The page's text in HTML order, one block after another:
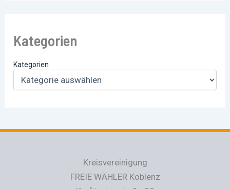
Kategorien
Kategorien
Kreisvereinigung
FREIE WÄHLER Koblenz